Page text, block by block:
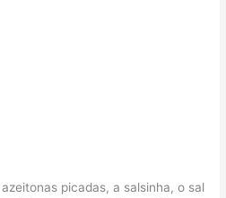
picadas, a salsinha, o sal